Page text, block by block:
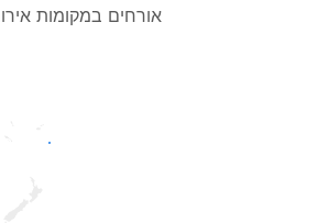
אורחים במקומות אירוח
קבלו חשיפה בפני